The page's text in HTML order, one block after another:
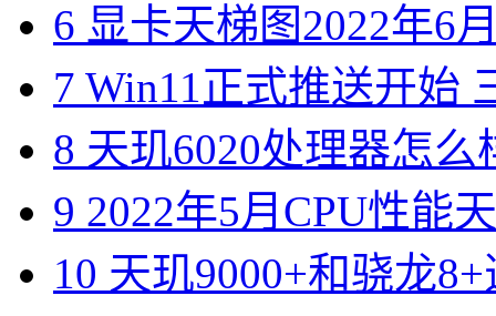
6 显卡天梯图2022年6
7 Win11正式推送开始
8 天玑6020处理器怎么
9 2022年5月CPU性能
10 天玑9000+和骁龙